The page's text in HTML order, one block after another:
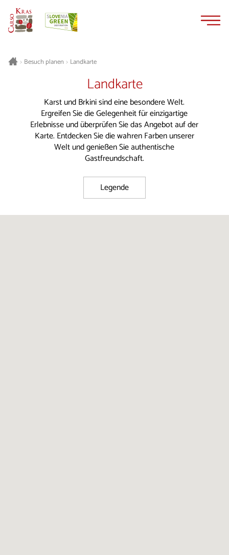
> Besuch planen > Landkarte
Landkarte
Karst und Brkini sind eine besondere Welt.
Ergreifen Sie die Gelegenheit für einzigartige
Erlebnisse und überprüfen Sie das Angebot auf der
Karte. Entdecken Sie die wahren Farben unserer
Welt und genießen Sie authentische
Gastfreundschaft.
Legende